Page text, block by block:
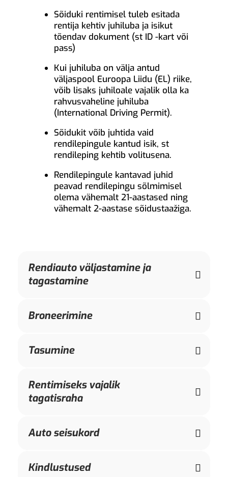
Sõiduki rentimisel tuleb esitada
rentija kehtiv juhiluba ja isikut
tõendav dokument (st ID -kart või
pass)
Kui juhiluba on välja antud
väljaspool Euroopa Liidu (EL) riike,
võib lisaks juhiloale vajalik olla ka
rahvusvaheline juhiluba
(International Driving Permit).
Sõidukit võib juhtida vaid
rendilepingule kantud isik, st
rendileping kehtib volitusena.
Rendilepingule kantavad juhid
peavad rendilepingu sõlmimisel
olema vähemalt 21-aastased ning
vähemalt 2-aastase sõidustaažiga.
Rendiauto väljastamine ja
tagastamine
Broneerimine
Tasumine
Rentimiseks vajalik
tagatisraha
Auto seisukord
Kindlustused